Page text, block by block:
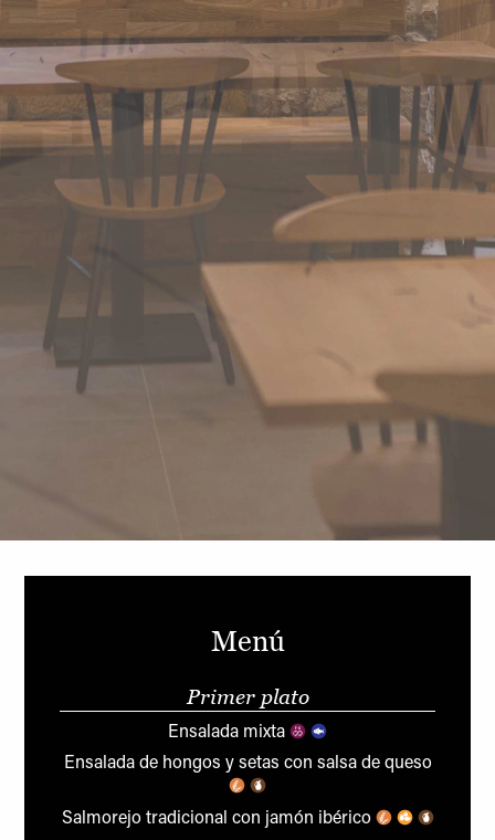
Menú
Primer plato
Ensalada mixta
Ensalada de hongos y setas con salsa de queso
Salmorejo tradicional con jamón ibérico